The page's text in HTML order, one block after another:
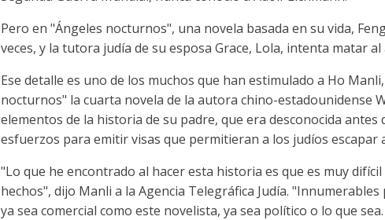
Pero en "Ángeles nocturnos", una novela basada en su vida,
veces, y la tutora judía de su esposa Grace, Lola, intenta matar
Ese detalle es uno de los muchos que han estimulado a Ho
nocturnos" la cuarta novela de la autora chino-estadounidense
elementos de la historia de su padre, que era desconocida
esfuerzos para emitir visas que permitieran a los judíos escapar
"Lo que he encontrado al hacer esta historia es que es muy
hechos", dijo Manli a la Agencia Telegráfica Judía.
ya sea comercial como este novelista, ya sea político o lo que